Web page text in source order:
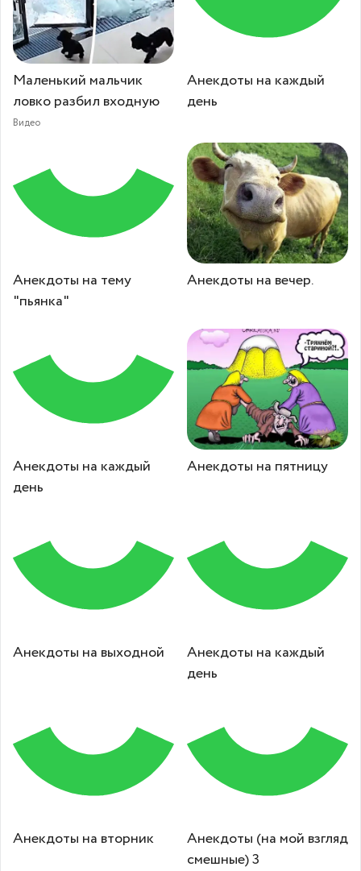
Маленький мальчик
ловко разбил входную
Видео
Анекдоты на каждый
день
Анекдоты на тему
"пьянка"
Анекдоты на вечер.
Анекдоты на каждый
день
Анекдоты на пятницу
Анекдоты на выходной
Анекдоты на каждый
день
Анекдоты на вторник
Анекдоты (на мой взгляд
смешные) 3